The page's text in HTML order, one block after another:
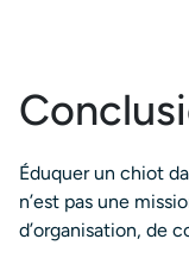
Éduquer un chiot
n’est pas une
d’organisation, de